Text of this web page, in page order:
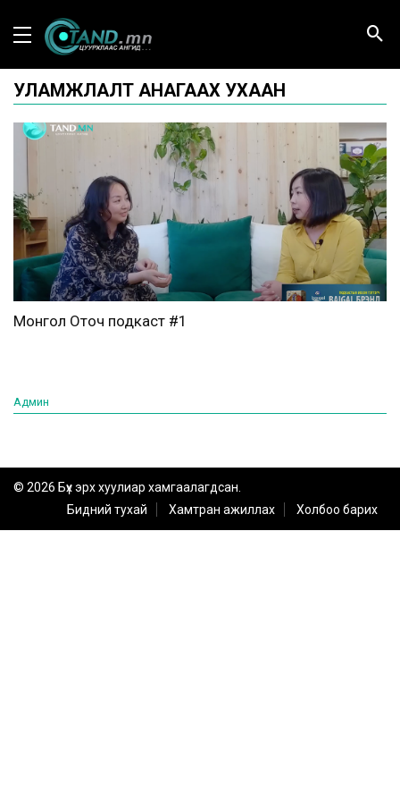
УЛАМЖЛАЛТ АНАГААХ УХААН
Монгол Оточ подкаст #1
Админ
© 2026 Бүх эрх хуулиар хамгаалагдсан.
Бидний тухай
Хамтран ажиллах Холбоо барих